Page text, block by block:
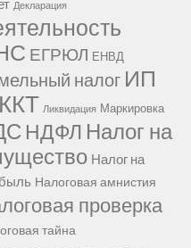
Декларация
ЕГРЮЛ ЕНВД
налог ИП
ККТ Ликвидация Маркировка
НДФЛ Налог на
Налог на
Налоговая амнистия
проверка
тайна